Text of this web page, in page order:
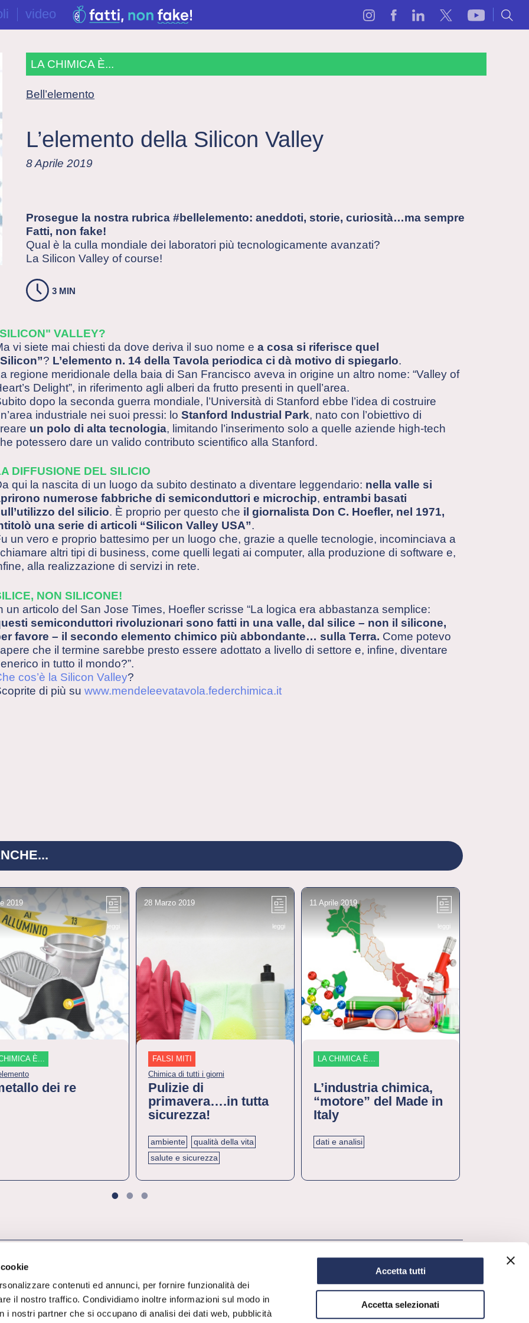
contenuti ed annunci, per fornire funzionalità dei
il nostro traffico. Condividiamo inoltre informazioni sul modo in
i nostri partner che si occupano di analisi dei dati web, pubblicità
Accetta tutti
Accetta selezionati
video
LA CHIMICA È...
Bell’elemento
L’elemento della Silicon Valley
8 Aprile 2019
Prosegue la nostra rubrica #bellelemento: aneddoti, storie, curiosità…ma sempre
Fatti, non fake!
Qual è la culla mondiale dei laboratori più tecnologicamente avanzati?
La Silicon Valley of course!
3 MIN
VALLEY?
vi siete mai chiesti da dove deriva il suo nome e a cosa si riferisce quel
? L’elemento n. 14 della Tavola periodica ci dà motivo di spiegarlo.
regione meridionale della baia di San Francisco aveva in origine un altro nome: “Valley of
Delight”, in riferimento agli alberi da frutto presenti in quell’area.
dopo la seconda guerra mondiale, l’Università di Stanford ebbe l’idea di costruire
industriale nei suoi pressi: lo Stanford Industrial Park, nato con l’obiettivo di
un polo di alta tecnologia, limitando l’inserimento solo a quelle aziende high-tech
potessero dare un valido contributo scientifico alla Stanford.
DIFFUSIONE DEL SILICIO
qui la nascita di un luogo da subito destinato a diventare leggendario: nella valle si
numerose fabbriche di semiconduttori e microchip, entrambi basati
del silicio. È proprio per questo che il giornalista Don C. Hoefler, nel 1971,
una serie di articoli “Silicon Valley USA”.
un vero e proprio battesimo per un luogo che, grazie a quelle tecnologie, incominciava a
altri tipi di business, come quelli legati ai computer, alla produzione di software e,
alla realizzazione di servizi in rete.
NON SILICONE!
un articolo del San Jose Times, Hoefler scrisse “La logica era abbastanza semplice:
semiconduttori rivoluzionari sono fatti in una valle, dal silice – non il silicone,
favore – il secondo elemento chimico più abbondante… sulla Terra. Come potevo
che il termine sarebbe presto essere adottato a livello di settore e, infine, diventare
in tutto il mondo?”.
cos’è la Silicon Valley?
di più su www.mendeleevatavola.federchimica.it
2019
leggi
È...
dei re
28 Marzo 2019
leggi
FALSI MITI
Chimica di tutti i giorni
Pulizie di
primavera….in tutta
sicurezza!
ambiente
qualità della vita
salute e sicurezza
11 Aprile 2019
leggi
LA CHIMICA È...
L’industria chimica,
“motore” del Made in
Italy
dati e analisi